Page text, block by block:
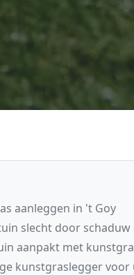
aanleggen in 't Goy
slecht door
aanpakt met
kunstgraslegger voor